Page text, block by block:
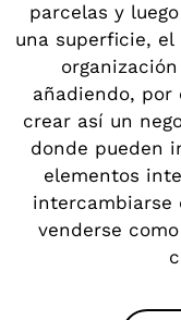
parcelas y
una superficie,
añadiendo, por
crear así un
donde pueden
elementos
intercambiarse
venderse